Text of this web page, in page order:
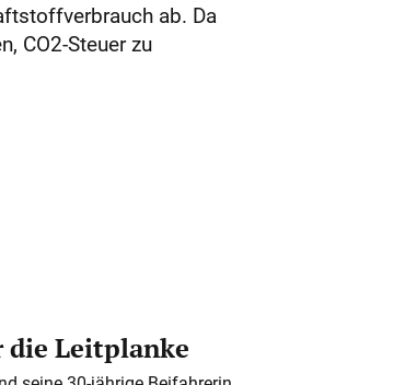
ab. Da
CO2-Steuer zu
die Leitplanke